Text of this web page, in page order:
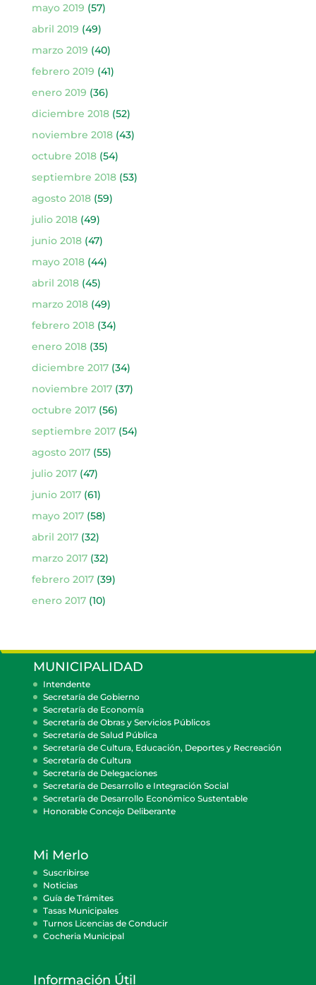
mayo 2019 (57)
abril 2019 (49)
marzo 2019 (40)
febrero 2019 (41)
enero 2019 (36)
diciembre 2018(52)
noviembre 2018(43)
octubre 2018(54)
septiembre 2018(53)
agosto 2018(59)
julio 2018(49)
junio 2018(47)
mayo 2018(44)
abril 2018(45)
marzo 2018(49)
febrero 2018(34)
enero 2018(35)
diciembre 2017(34)
noviembre 2017(37)
octubre 2017(56)
septiembre 2017(54)
agosto 2017(55)
julio 2017(47)
junio 2017(61)
mayo 2017(58)
abril 2017(32)
marzo 2017(32)
febrero 2017(39)
enero 2017(10)
MUNICIPALIDAD
Intendente
Secretaría de Gobierno
Secretaría de Economía
Secretaría de Obras y Servicios Públicos
Secretaría de Salud Pública
Secretaría de Cultura, Educación, Deportes y Recreación
Secretaría de Cultura
Secretaría de Delegaciones
Secretaría de Desarrollo e Integración Social
Secretaría de Desarrollo Económico Sustentable
Honorable Concejo Deliberante
Mi Merlo
Suscribirse
Noticias
Guía de Trámites
Tasas Municipales
Turnos Licencias de Conducir
Cocheria Municipal
Información Útil